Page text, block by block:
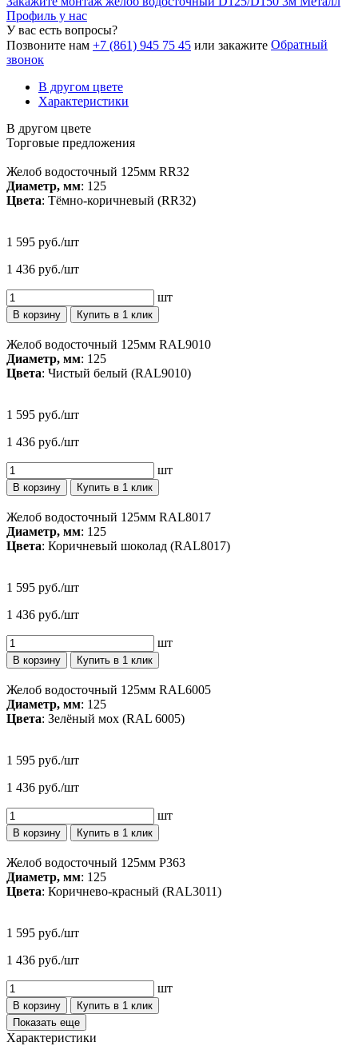
Профиль у нас
У вас есть вопросы?
Позвоните нам +7 (861) 945 75 45 или закажите Обратный
звонок
В другом цвете
Характеристики
В другом цвете
Торговые предложения
Желоб водосточный 125мм RR32
Диаметр, мм: 125
Цвета: Тёмно-коричневый (RR32)
1 595 руб./шт
1 436 руб./шт
шт
В корзину Купить в 1 клик
Желоб водосточный 125мм RAL9010
Диаметр, мм: 125
Цвета: Чистый белый (RAL9010)
1 595 руб./шт
1 436 руб./шт
шт
В корзину Купить в 1 клик
Желоб водосточный 125мм RAL8017
Диаметр, мм: 125
Цвета: Коричневый шоколад (RAL8017)
1 595 руб./шт
1 436 руб./шт
шт
В корзину Купить в 1 клик
Желоб водосточный 125мм RAL6005
Диаметр, мм: 125
Цвета: Зелёный мох (RAL 6005)
1 595 руб./шт
1 436 руб./шт
шт
В корзину Купить в 1 клик
Желоб водосточный 125мм P363
Диаметр, мм: 125
Цвета: Коричнево-красный (RAL3011)
1 595 руб./шт
1 436 руб./шт
шт
В корзину
Купить в 1 клик
Показать еще
Характеристики